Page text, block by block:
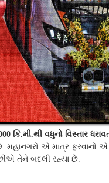
કિ.મી.થી વધુનો વિસ્તાર
. મહાનગરો એ માત્ર ફરવાનો
તેને બદલી રહ્યા છે.